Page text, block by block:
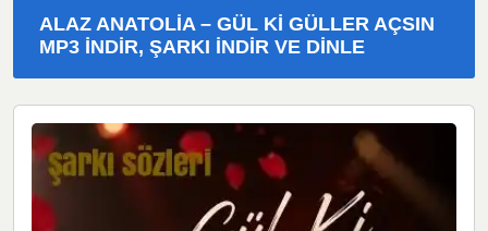
ALAZ ANATOLIA – GÜL KI GÜLLER AÇSIN
MP3 İNDIR, ŞARKI İNDIR VE DINLE